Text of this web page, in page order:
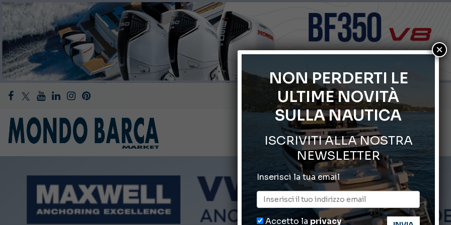
66° Salone Nautico Internazionale di Genova
ABOFA 2026: la fiera del mare ad Aqaba
Cannes Yachting Festival 2026: tutte le novità attese a
Montecristo Yachting, l’orologio per il diportista
Gommoni Callegari acquisisce Geniuss
NON PERDERTI LE
ULTIME NOVITÀ
SULLA NAUTICA
ISCRIVITI ALLA NOSTRA
NEWSLETTER
Inserisci la tua email
Accetto la privacy
×